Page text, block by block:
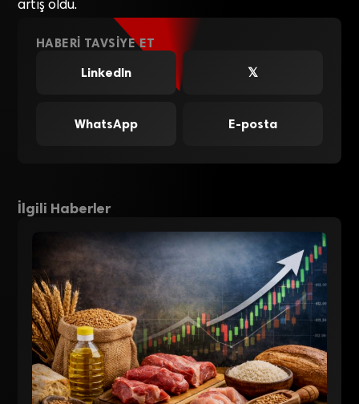
artış oldu.
HABERI TAVSIYE ET
LinkedIn
𝕏
WhatsApp E-posta
İlgili Haberler